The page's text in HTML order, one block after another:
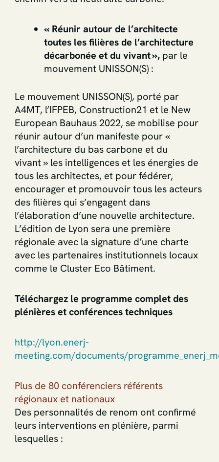
« Réunir autour de l’architecte
toutes les filières de l’architecture
décarbonée et du vivant », par le
mouvement UNISSON(S) :
Le mouvement UNISSON(S), porté par
A4MT, l’IFPEB, Construction21 et le New
European Bauhaus 2022, se mobilise pour
réunir autour d’un manifeste pour «
l’architecture du bas carbone et du
vivant » les intelligences et les énergies de
tous les architectes, et pour fédérer,
encourager et promouvoir tous les acteurs
des filières qui s’engagent dans
l’élaboration d’une nouvelle architecture.
L’édition de Lyon sera une première
régionale avec la signature d’une charte
avec les partenaires institutionnels locaux
comme le Cluster Eco Bâtiment.
Téléchargez le programme complet des
plénières et conférences techniques
http://lyon.enerj-
meeting.com/documents/
Plus de 80 conférenciers référents
régionaux et nationaux
Des personnalités de renom ont confirmé
leurs interventions en plénière, parmi
lesquelles :